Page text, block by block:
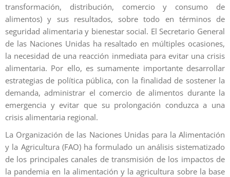
transformación, distribución, comercio y consumo de
alimentos) y sus resultados, sobre todo en términos de
seguridad alimentaria y bienestar social. El Secretario General
de las Naciones Unidas ha resaltado en múltiples ocasiones,
la necesidad de una reacción inmediata para evitar una crisis
alimentaria. Por ello, es sumamente importante desarrollar
estrategias de política pública, con la finalidad de sostener la
demanda, administrar el comercio de alimentos durante la
emergencia y evitar que su prolongación conduzca a una
crisis alimentaria regional.
La Organización de las Naciones Unidas para la Alimentación
y la Agricultura (FAO) ha formulado un análisis sistematizado
de los principales canales de transmisión de los impactos de
la pandemia en la alimentación y la agricultura sobre la base